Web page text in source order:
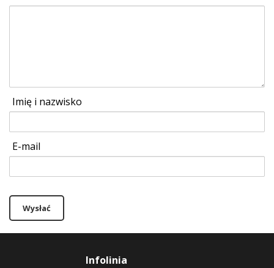
Imię i nazwisko
E-mail
Wysłać
Infolinia